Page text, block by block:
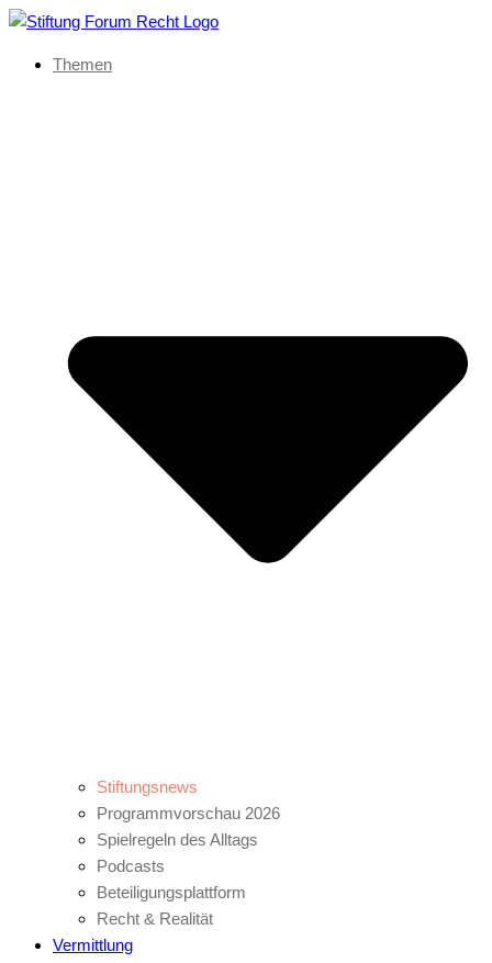
Themen
Stiftungsnews
Programmvorschau 2026
Spielregeln des Alltags
Podcasts
Beteiligungsplattform
Recht & Realität
Vermittlung